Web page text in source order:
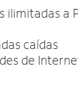
ilimitadas a
caídas
de